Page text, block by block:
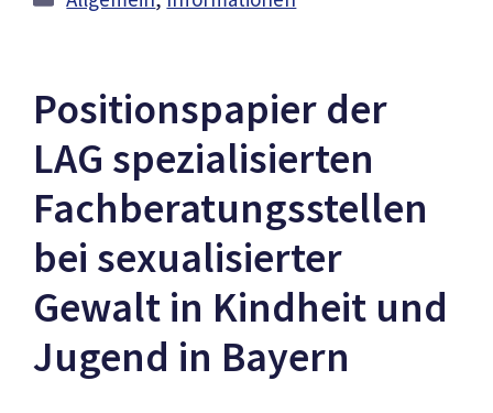
Positionspapier der
LAG spezialisierten
Fachberatungsstellen
bei sexualisierter
Gewalt in Kindheit und
Jugend in Bayern